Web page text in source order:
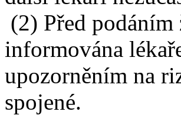
(2) Před
informována
upozorněním na
spojené.